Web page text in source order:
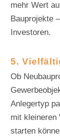
mehr Wert
Bauprojekte
Investoren.
5.
Ob
Anlegertyp
mit kleineren
starten